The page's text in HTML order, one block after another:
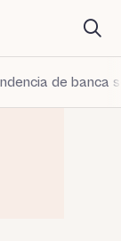
de banca